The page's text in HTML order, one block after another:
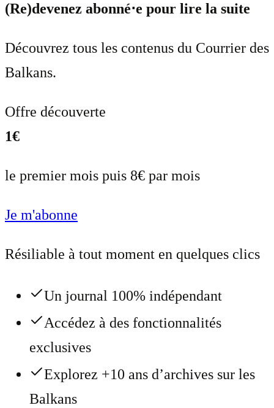
(Re)devenez abonné⋅e pour lire la suite
Découvrez tous les contenus du Courrier des
Balkans.
Offre découverte
1€
le premier mois puis 8€ par mois
Je m'abonne
Résiliable à tout moment en quelques clics
Un journal 100% indépendant
Accédez à des fonctionnalités
exclusives
Explorez +10 ans d’archives sur les
Balkans